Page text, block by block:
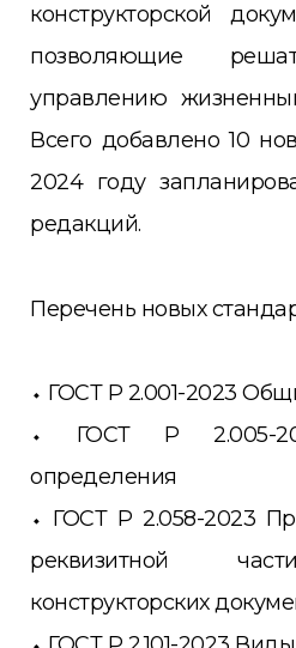
конструкторской
позволяющие
управлению
Всего добавлено 10
2024 году
редакций.
Перечень новых
⬩ ГОСТ Р 2.001-2023
⬩ ГОСТ Р 2.005-
определения
⬩ ГОСТ Р 2.058-2023
реквизитной
конструкторских